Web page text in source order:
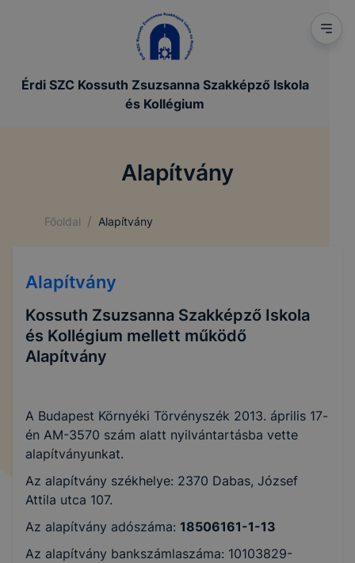
Érdi SZC Kossuth Zsuzsanna Szakképző Iskola
és Kollégium
Alapítvány
Főoldal / Alapítvány
Alapítvány
Kossuth Zsuzsanna Szakképző Iskola
és Kollégium mellett működő
Alapítvány
A Budapest Környéki Törvényszék 2013. április 17-
én AM-3570 szám alatt nyilvántartásba vette
alapítványunkat.
Az alapítvány székhelye: 2370 Dabas, József
Attila utca 107.
Az alapítvány adószáma: 18506161-1-13
Az alapítvány bankszámlaszáma: 10103829-